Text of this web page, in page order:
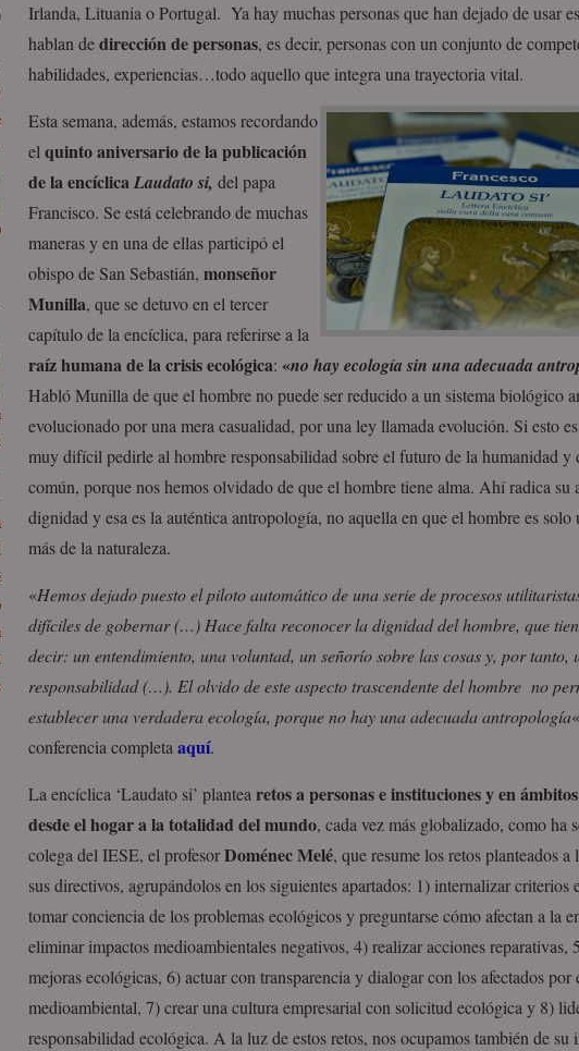
Irlanda, Lituania o Portugal. Ya hay muchas personas que han dejado de usar
hablan dedirección de personas, es decir, personas con un conjunto de
habilidades, experiencias…todo aquello que integra una trayectoria vital.
Esta semana, además, estamos recordando
el quinto aniversario de la publicación
de la encíclicaLaudato si, del papa
Francisco. Se está celebrando de muchas
maneras y en una de ellas participó el
obispo de San Sebastián, monseñor
Munilla, que se detuvo en el tercer
capítulo de la encíclica, para referirse a la
raíz humana de la crisis ecológica: «no hay ecología sin una adecuada
Habló Munilla de que el hombre no puede ser reducido a un sistema biológico
evolucionado por una mera casualidad, por una ley llamada evolución. Si esto
muy difícil pedirle al hombre responsabilidad sobre el futuro de la humanidad y
común, porque nos hemos olvidado de que el hombre tiene alma. Ahí radica su
dignidad y esa es la auténtica antropología, no aquella en que el hombre es solo
más de la naturaleza.
«Hemos dejado puesto el piloto automático de una serie de procesos
difíciles de gobernar (…) Hace falta reconocer la dignidad del hombre, que
decir: un entendimiento, una voluntad, un señorío sobre las cosas y, por tanto,
responsabilidad (…). El olvido de este aspecto trascendente del hombre no
establecer una verdadera ecología, porque no hay una adecuada antropología
conferencia completa aquí.
La encíclica ‘Laudato si’ plantea retos a personas e instituciones y en
desde el hogar a la totalidad del mundo, cada vez más globalizado, como ha
colega del IESE, el profesorDoménec Melé, que resume los retos planteados a
sus directivos, agrupándolos en los siguientes apartados: 1) internalizar criterios
tomar conciencia de los problemas ecológicos y preguntarse cómo afectan a la
eliminar impactos medioambientales negativos, 4) realizar acciones reparativas,
mejoras ecológicas, 6) actuar con transparencia y dialogar con los afectados por
medioambiental, 7) crear una cultura empresarial con solicitud ecológica y 8)
responsabilidad ecológica. A la luz de estos retos, nos ocupamos también de su